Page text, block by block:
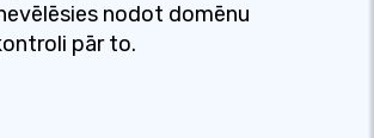
nodot domēnu
pār to.